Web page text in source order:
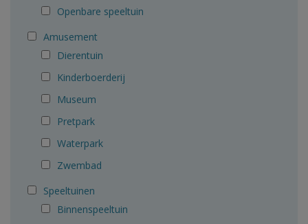
Openbare speeltuin
Amusement
Dierentuin
Kinderboerderij
Museum
Pretpark
Waterpark
Zwembad
Speeltuinen
Binnenspeeltuin